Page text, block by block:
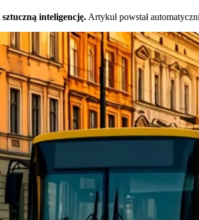
inteligencję. Artykuł powstał